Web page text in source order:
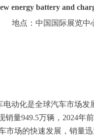
energy battery and
地点：中国国际展览中
动化是全球汽车市场
量949.5万辆，2024年
市场的快速发展，销